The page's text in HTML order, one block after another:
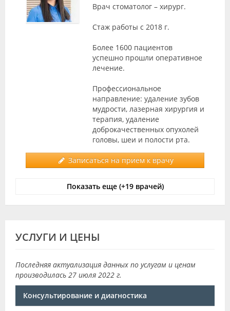
Врач стоматолог – хирург.
Стаж работы с 2018 г.
Более 1600 пациентов
успешно прошли оперативное
лечение.
Профессиональное
направление: удаление зубов
мудрости, лазерная хирургия и
терапия, удаление
доброкачественных опухолей
головы, шеи и полости рта.
Записаться на прием к врачу
Показать еще (+19 врачей)
УСЛУГИ И ЦЕНЫ
Последняя актуализация данных по услугам и ценам
производилась 27 июля 2022 г.
Консультирование и диагностика